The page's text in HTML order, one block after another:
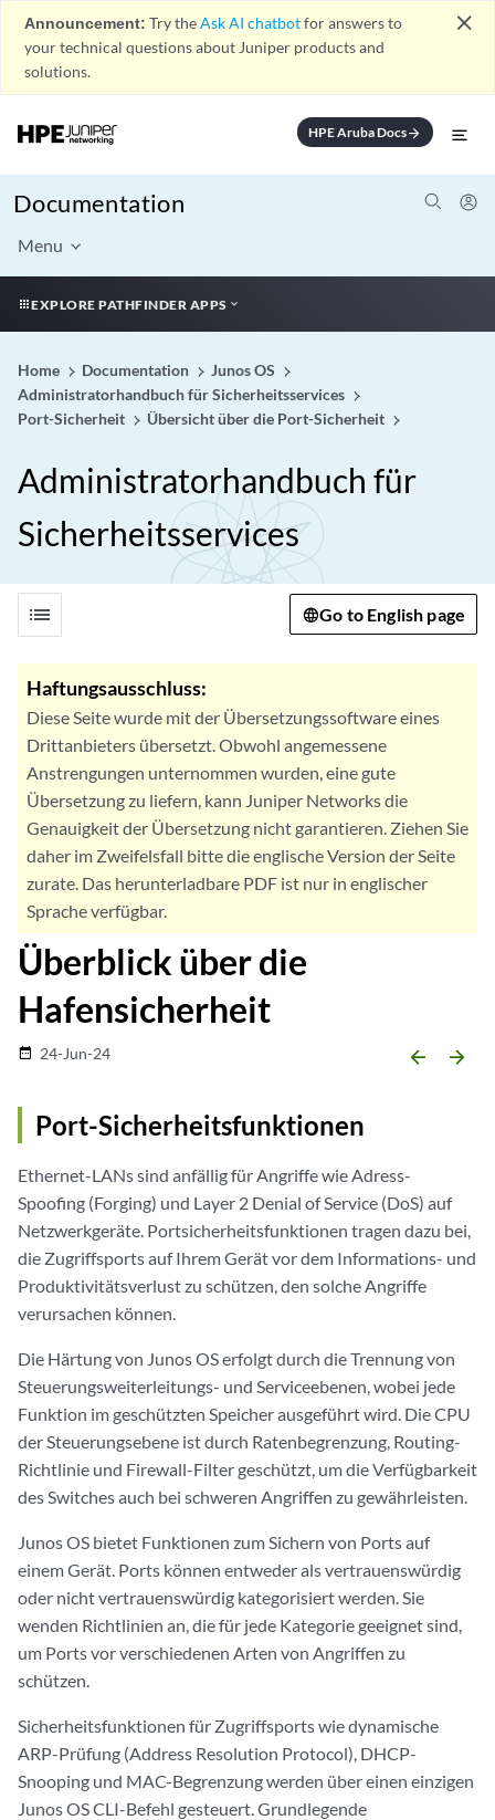
Announcement: Try theAsk AI chatbotfor answers to
your technical questions about Juniper products and
solutions.
close
HPE Aruba Docsarrow_forward
Documentation
Menu
EXPLORE PATHFINDER APPS
Home Documentation
Junos OS
Administratorhandbuch für Sicherheitsservices
Port-Sicherheit
Übersicht über die Port-Sicherheit
Administratorhandbuch für
Sicherheitsservices
list Go to English page
Haftungsausschluss:
Diese Seite wurde mit der Übersetzungssoftware eines
Drittanbieters übersetzt. Obwohl angemessene
Anstrengungen unternommen wurden, eine gute
Übersetzung zu liefern, kann Juniper Networks die
Genauigkeit der Übersetzung nicht garantieren. Ziehen Sie
daher im Zweifelsfall bitte die englische Version der Seite
zurate. Das herunterladbare PDF ist nur in englischer
Sprache verfügbar.
Überblick über die
Hafensicherheit
date_range 24-Jun-24 arrow_backward arrow_forward
Port-Sicherheitsfunktionen
Ethernet-LANs sind anfällig für Angriffe wie Adress-
Spoofing (Forging) und Layer 2 Denial of Service (DoS) auf
Netzwerkgeräte. Portsicherheitsfunktionen tragen dazu bei,
die Zugriffsports auf Ihrem Gerät vor dem Informations- und
Produktivitätsverlust zu schützen, den solche Angriffe
verursachen können.
Die Härtung von Junos OS erfolgt durch die Trennung von
Steuerungsweiterleitungs- und Serviceebenen, wobei jede
Funktion im geschützten Speicher ausgeführt wird. Die CPU
der Steuerungsebene ist durch Ratenbegrenzung, Routing-
Richtlinie und Firewall-Filter geschützt, um die Verfügbarkeit
des Switches auch bei schweren Angriffen zu gewährleisten.
Junos OS bietet Funktionen zum Sichern von Ports auf
einem Gerät. Ports können entweder als vertrauenswürdig
oder nicht vertrauenswürdig kategorisiert werden. Sie
wenden Richtlinien an, die für jede Kategorie geeignet sind,
um Ports vor verschiedenen Arten von Angriffen zu
schützen.
Sicherheitsfunktionen für Zugriffsports wie dynamische
ARP-Prüfung (Address Resolution Protocol), DHCP-
Snooping und MAC-Begrenzung werden über einen einzigen
Junos OS CLI-Befehl gesteuert. Grundlegende